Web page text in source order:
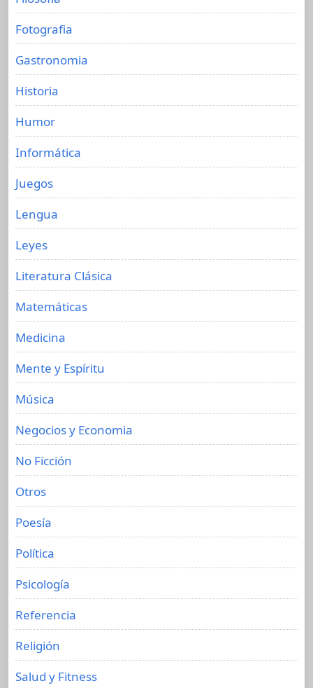
Fotografia
Gastronomia
Historia
Humor
Informática
Juegos
Lengua
Leyes
Literatura Clásica
Matemáticas
Medicina
Mente y Espíritu
Música
Negocios y Economia
No Ficción
Otros
Poesía
Política
Psicología
Referencia
Religión
Salud y Fitness